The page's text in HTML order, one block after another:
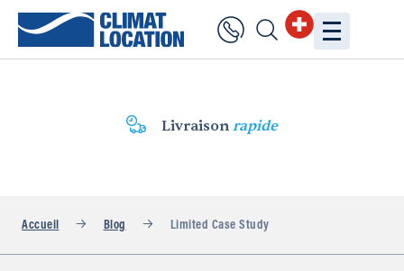
Service 24h/24, 7j/7
Accueil Blog Limited Case Study